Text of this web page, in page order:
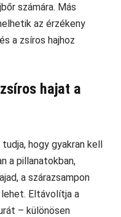
számára. Más
az érzékeny
a zsíros hajhoz
hajat a
tudja, hogy gyakran kell
a pillanatokban,
a szárazsampon
lehet. Eltávolítja a
– különösen